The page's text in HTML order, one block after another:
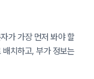
가 가장 먼저 봐야 할
치하고, 부가 정보는